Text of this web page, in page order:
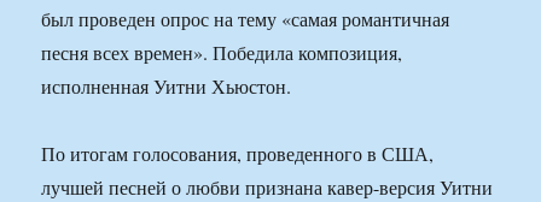
был проведен опрос на тему «самая романтичная
песня всех времен». Победила композиция,
исполненная Уитни Хьюстон.
По итогам голосования, проведенного в США,
лучшей песней о любви признана кавер-версия Уитни